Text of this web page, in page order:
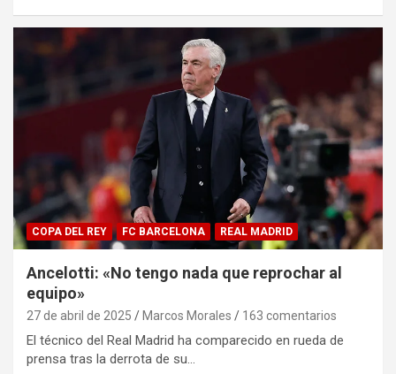
COPA DEL REY FC BARCELONA REAL MADRID
Ancelotti: «No tengo nada que reprochar al
equipo»
27 de abril de 2025 Marcos Morales 163 comentarios
El técnico del Real Madrid ha comparecido en rueda de
prensa tras la derrota de su…